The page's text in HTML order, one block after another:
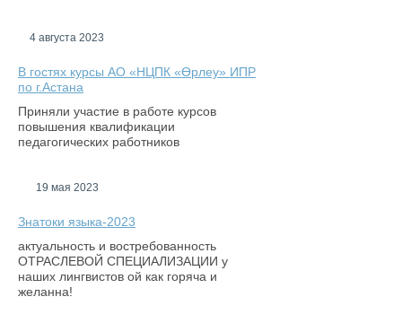
4 августа 2023
В гостях курсы АО «НЦПК «Өрлеу» ИПР
по г.Астана
Приняли участие в работе курсов
повышения квалификации
педагогических работников
19 мая 2023
Знатоки языка-2023
актуальность и востребованность
ОТРАСЛЕВОЙ СПЕЦИАЛИЗАЦИИ у
наших лингвистов ой как горяча и
желанна!